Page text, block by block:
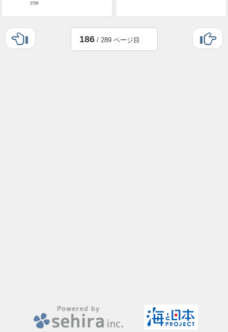
2709
186/ 289 ページ目